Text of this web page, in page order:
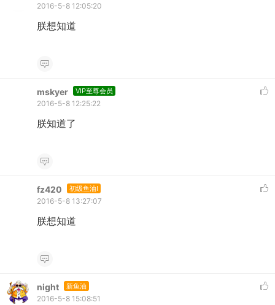
2016-5-8 12:05:20
朕想知道
mskyer VIP至尊会员
2016-5-8 12:25:22
朕知道了
fz420 初级鱼油I
2016-5-8 13:27:07
朕想知道
night 新鱼油
2016-5-8 15:08:51